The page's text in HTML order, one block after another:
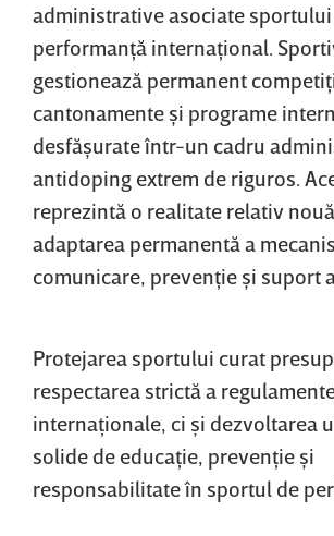
administrative asociate
performanţă internaţional.
gestionează permanent
cantonamente şi programe
desfăşurate într-un cadru
antidoping extrem de riguros.
reprezintă o realitate relativ
adaptarea permanentă a
comunicare, prevenţie şi suport
Protejarea sportului curat
respectarea strictă a
internaţionale, ci şi dezvoltarea
solide de educaţie, prevenţie şi
responsabilitate în sportul de